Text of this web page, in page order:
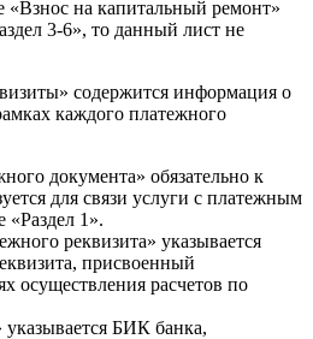
«Взнос на капитальный ремонт»
3-6», то данный лист не
содержится информация о
каждого платежного
документа» обязательно к
для связи услуги с платежным
«Раздел 1».
реквизита» указывается
присвоенный
осуществления расчетов по
БИК банка,